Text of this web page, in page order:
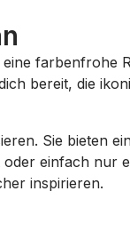
farbenfrohe
bereit, die
Sie bieten
einfach nur
inspirieren.